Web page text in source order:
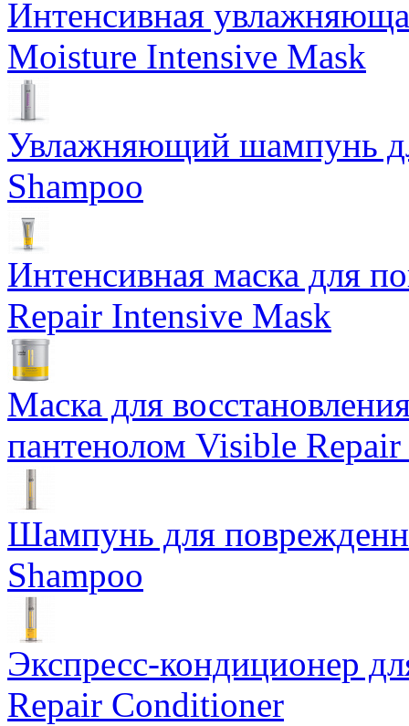
Интенсивная
Moisture Intensive Mask
Увлажняющий шампунь
Shampoo
Интенсивная маска для
Repair Intensive Mask
Маска для
пантенолом Visible Repair
Шампунь для
Shampoo
Экспресс-кондиционер
Repair Conditioner